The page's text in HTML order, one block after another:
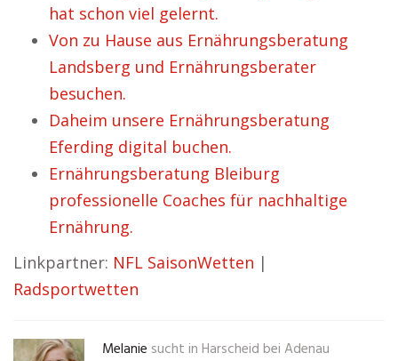
hat schon viel gelernt.
Von zu Hause aus Ernährungsberatung
Landsberg und Ernährungsberater
besuchen.
Daheim unsere Ernährungsberatung
Eferding digital buchen.
Ernährungsberatung Bleiburg
professionelle Coaches für nachhaltige
Ernährung.
Linkpartner: NFL SaisonWetten |
Radsportwetten
Melanie sucht in Harscheid bei Adenau